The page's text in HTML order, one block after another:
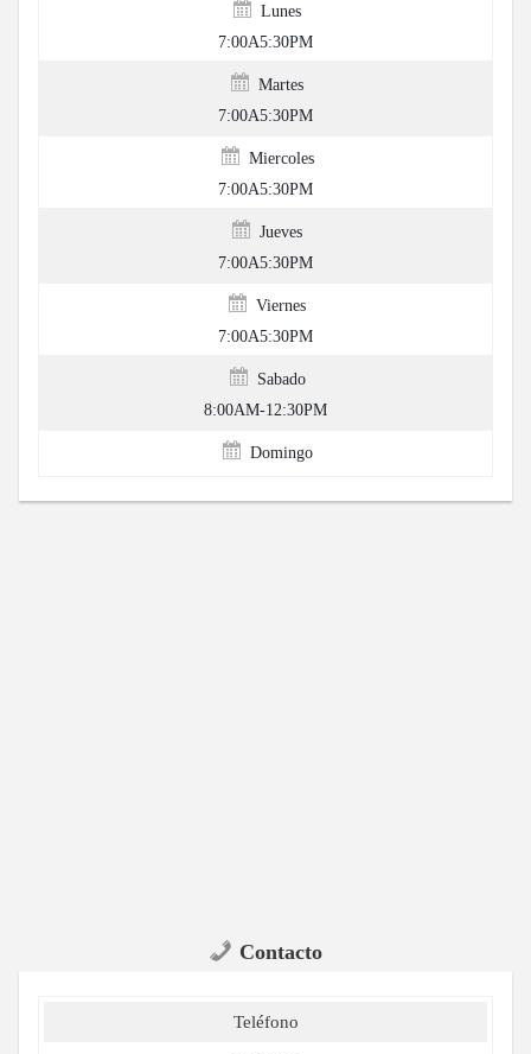
Lunes
7:00A5:30PM
Martes
7:00A5:30PM
Miercoles
7:00A5:30PM
Jueves
7:00A5:30PM
Viernes
7:00A5:30PM
Sabado
8:00AM-12:30PM
Domingo
Contacto
Teléfono